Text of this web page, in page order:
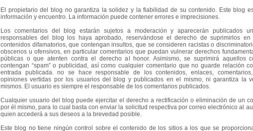
El propietario del blog no garantiza la solidez y la fiabilidad de su contenido. Este blog
información y encuentro. La información puede contener errores e imprecisiones.
Los comentarios del blog estarán sujetos a moderación y aparecerán publicados
responsables del blog los haya aprobado, reservándose el derecho de suprimirlos
contenidos difamatorios, que contengan insultos, que se consideren racistas o
obscenos u ofensivos, en particular comentarios que puedan vulnerar derechos
públicas o que atenten contra el derecho al honor. Asimismo, se suprimirá aquellos
contengan “spam” o publicidad, así como cualquier comentario que no guarde relación
entrada publicada. no se hace responsable de los contenidos, enlaces,
opiniones vertidas por los usuarios del blog y publicados en el mismo, ni garantiza la
mismos. El usuario es siempre el responsable de los comentarios publicados.
Cualquier usuario del blog puede ejercitar el derecho a rectificación o eliminación de un
por él mismo, para lo cual basta con enviar la solicitud respectiva por correo electrónico al
quien accederá a sus deseos a la brevedad posible.
Este blog no tiene ningún control sobre el contenido de los sitios a los que se